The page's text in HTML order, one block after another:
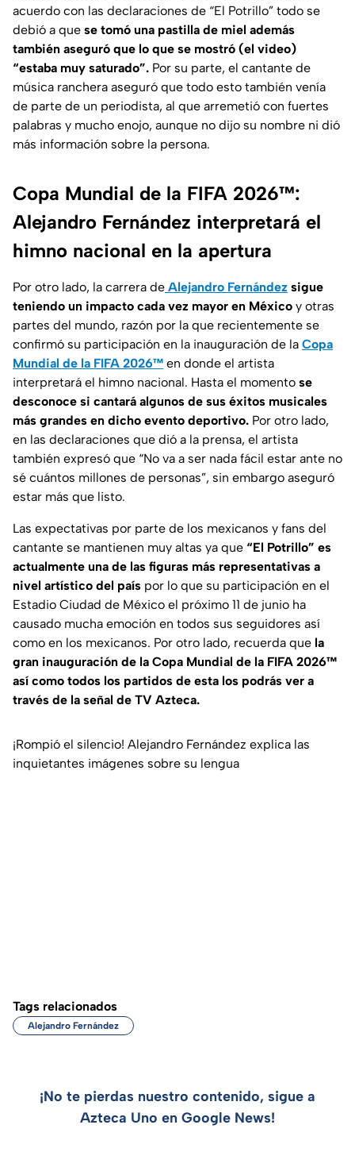
acuerdo con las declaraciones de “El Potrillo” todo se
debió a que se tomó una pastilla de miel además
también aseguró que lo que se mostró (el video)
“estaba muy saturado”. Por su parte, el cantante de
música ranchera aseguró que todo esto también venía
de parte de un periodista, al que arremetió con fuertes
palabras y mucho enojo, aunque no dijo su nombre ni dió
más información sobre la persona.
Copa Mundial de la FIFA 2026™:
Alejandro Fernández interpretará el
himno nacional en la apertura
Por otro lado, la carrera de Alejandro Fernández sigue
teniendo un impacto cada vez mayor en México y otras
partes del mundo, razón por la que recientemente se
confirmó su participación en la inauguración de la Copa
Mundial de la FIFA 2026™ en donde el artista
interpretará el himno nacional. Hasta el momento se
desconoce si cantará algunos de sus éxitos musicales
más grandes en dicho evento deportivo. Por otro lado,
en las declaraciones que dió a la prensa, el artista
también expresó que “No va a ser nada fácil estar ante no
sé cuántos millones de personas”, sin embargo aseguró
estar más que listo.
Las expectativas por parte de los mexicanos y fans del
cantante se mantienen muy altas ya que “El Potrillo” es
actualmente una de las figuras más representativas a
nivel artístico del país por lo que su participación en el
Estadio Ciudad de México el próximo 11 de junio ha
causado mucha emoción en todos sus seguidores así
como en los mexicanos. Por otro lado, recuerda que la
gran inauguración de la Copa Mundial de la FIFA 2026™
así como todos los partidos de esta los podrás ver a
través de la señal de TV Azteca.
¡Rompió el silencio! Alejandro Fernández explica las
inquietantes imágenes sobre su lengua
Tags relacionados
Alejandro Fernández
¡No te pierdas nuestro contenido, sigue a
Azteca Uno en Google News!